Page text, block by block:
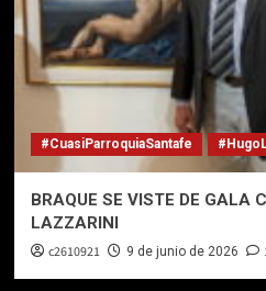
#CuasiParroquiaSantafe
BRAQUE SE VISTE DE GALA
LAZZARINI
c2610921 9 de junio de 2026